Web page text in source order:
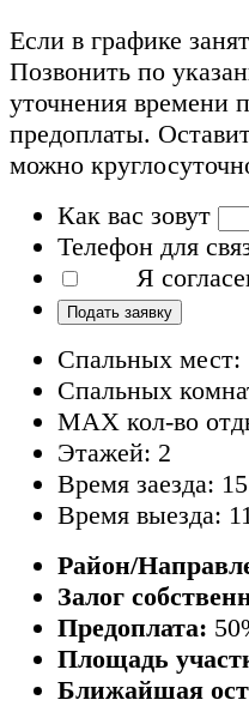
Если в графике
Позвонить по
уточнения времени
предоплаты.
можно
Как вас зовут
Телефон для
Я
Подать заявку
Спальных мест:
Спальных
MAX кол-во
Этажей: 2
Время заезда:
Время выезда:
Район/
Залог
Предоплата:
Площадь
Ближайшая